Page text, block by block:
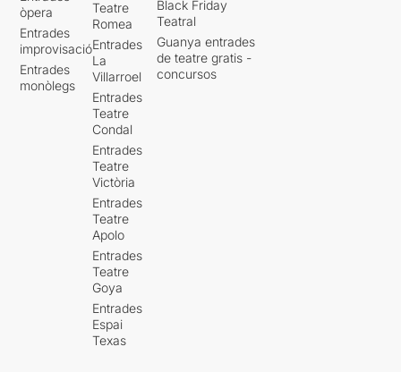
òpera
Entrades
improvisació
Entrades
monòlegs
Teatre
Romea
Entrades
La
Villarroel
Entrades
Teatre
Condal
Entrades
Teatre
Victòria
Entrades
Teatre
Apolo
Entrades
Teatre
Goya
Entrades
Espai
Texas
Black Friday
Teatral
Guanya entrades
de teatre gratis -
concursos